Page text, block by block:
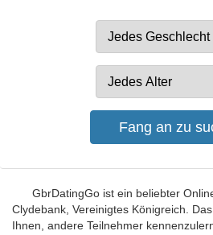
GbrDatingGo ist ein beliebter
Clydebank, Vereinigtes Königreich.
Ihnen, andere Teilnehmer